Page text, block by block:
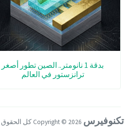
بدقة 1 نانومتر.. الصين تطور أصغر
ترانزستور في العالم
تكنوفيرس 2026 كل الحقوق محفوظة